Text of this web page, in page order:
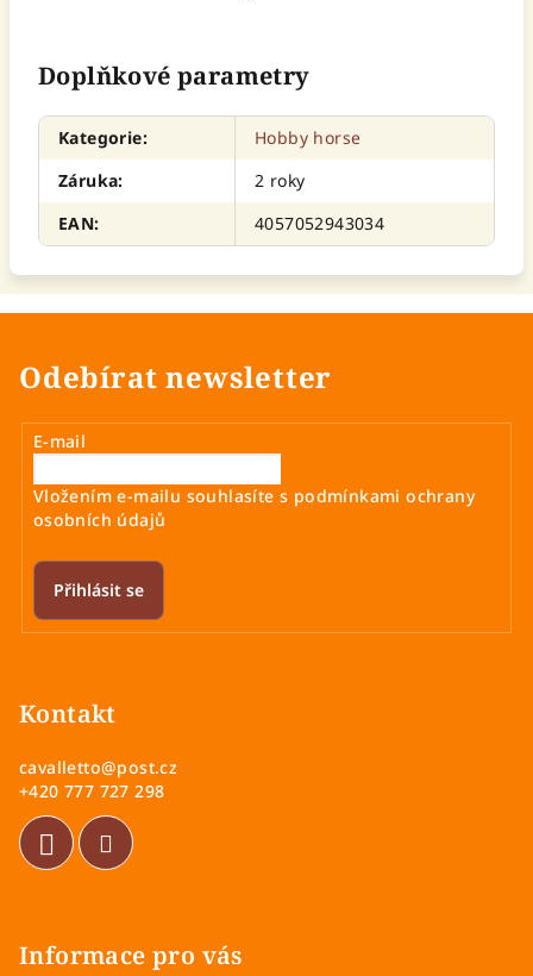
Doplňkové parametry
Kategorie:
Hobby horse
Záruka:
2 roky
EAN: 4057052943034
Odebírat newsletter
E-mail
Vložením e-mailu souhlasíte s podmínkami ochrany
osobních údajů
Přihlásit se
Kontakt
cavalletto@post.cz
+420 777 727 298
Informace pro vás